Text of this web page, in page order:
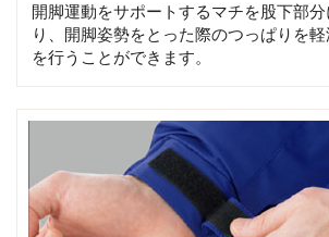
開脚運動をサポートするマチを股下部
り、開脚姿勢をとった際のつっぱりを
を行うことができます。